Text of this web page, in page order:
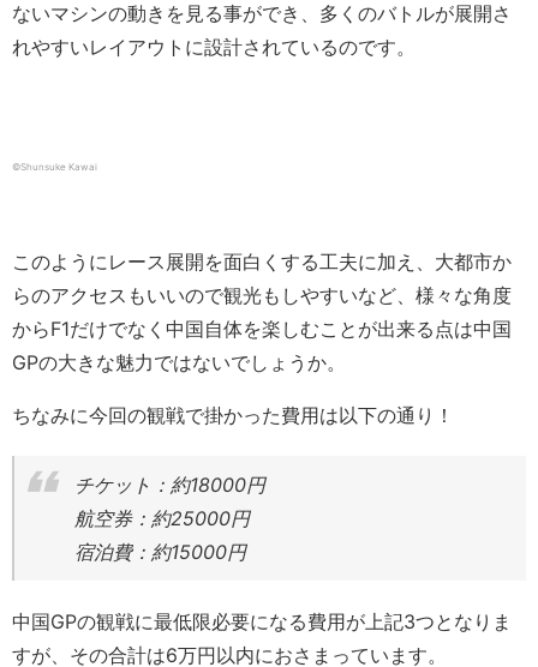
ないマシンの動きを見る事ができ、多くのバトルが展開さ
れやすいレイアウトに設計されているのです。
©Shunsuke Kawai
このようにレース展開を面白くする工夫に加え、大都市か
らのアクセスもいいので観光もしやすいなど、様々な角度
からF1だけでなく中国自体を楽しむことが出来る点は中国
GPの大きな魅力ではないでしょうか。
ちなみに今回の観戦で掛かった費用は以下の通り！
チケット：約18000円
航空券：約25000円
宿泊費：約15000円
中国GPの観戦に最低限必要になる費用が上記3つとなりま
すが、その合計は6万円以内におさまっています。